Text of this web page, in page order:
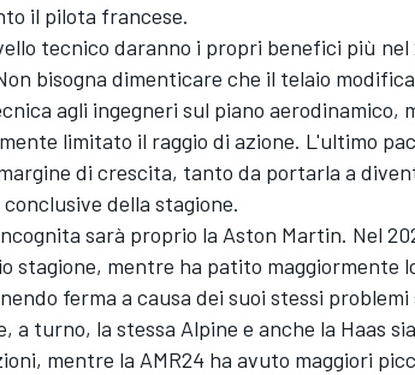
il pilota francese.
tecnico daranno i propri benefici più
bisogna dimenticare che il telaio
agli ingegneri sul piano aerodinamico,
limitato il raggio di azione. L'ultimo
di crescita, tanto da portarla a
della stagione.
sarà proprio la Aston Martin. Nel
stagione, mentre ha patito maggiormente
ferma a causa dei suoi stessi
a turno, la stessa Alpine e anche la Haas
mentre la AMR24 ha avuto maggiori